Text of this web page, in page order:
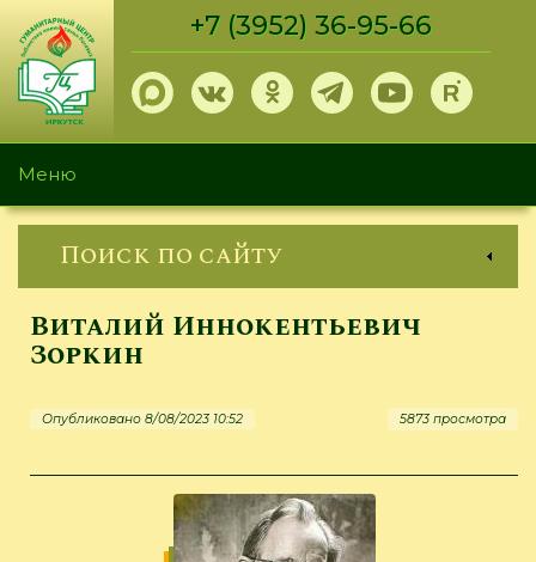
Перейти
основному
содержанию
+7 (3952) 36-95-66
Меню
Поиск по сайту
Виталий Иннокентьевич
Зоркин
Опубликовано 8/08/2023 10:52 5873 просмотра